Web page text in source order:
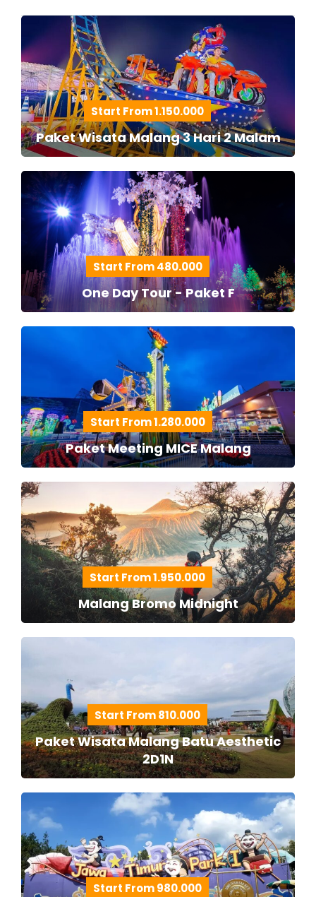
Start From 1.150.000
Paket Wisata Malang 3 Hari 2 Malam
Start From 480.000
One Day Tour - Paket F
Start From 1.280.000
Paket Meeting MICE Malang
Start From 1.950.000
Malang Bromo Midnight
Start From 810.000
Paket Wisata Malang Batu Aesthetic
2D1N
Start From 980.000